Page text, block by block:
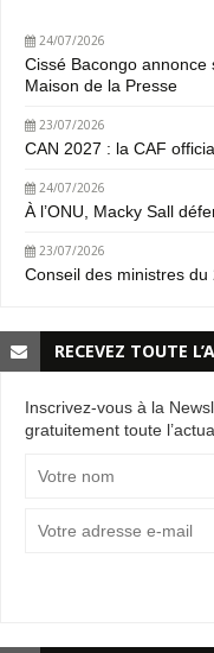
24/07/2026
Cissé Bacongo
Maison de la Presse
23/07/2026
CAN 2027 : la CAF
24/07/2026
À l’ONU, Macky Sall
23/07/2026
Conseil des ministres du
RECEVEZ TOUTE
Inscrivez-vous à la
gratuitement toute